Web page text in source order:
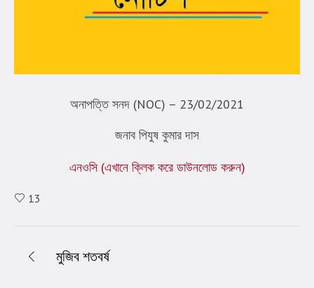
অনাপত্তি সনদ (NOC) – 23/02/2021
জনাব পিযুষ কুমার দাস
এনওসি (এখানে ক্লিক করে ডাউনলোড করুন)
13
মুজিব শতবর্ষ